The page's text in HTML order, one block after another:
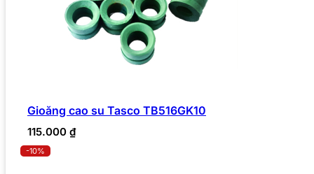
Gioăng cao su Tasco TB516GK10
115.000 ₫
-10%